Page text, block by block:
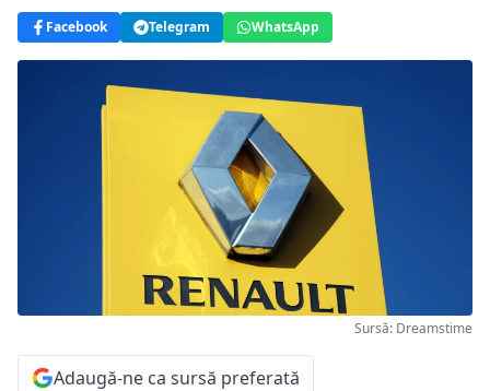
Facebook Telegram WhatsApp
Sursă: Dreamstime
Adaugă-ne ca sursă preferată